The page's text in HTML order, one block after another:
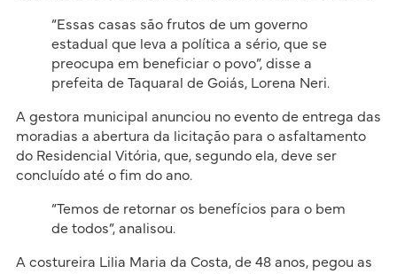
“Essas casas são frutos de um governo
estadual que leva a política a sério, que se
preocupa em beneficiar o povo”, disse a
prefeita de Taquaral de Goiás, Lorena Neri.
A gestora municipal anunciou no evento de entrega das
moradias a abertura da licitação para o asfaltamento
do Residencial Vitória, que, segundo ela, deve ser
concluído até o fim do ano.
“Temos de retornar os benefícios para o bem
de todos”, analisou.
A costureira Lilia Maria da Costa, de 48 anos, pegou as